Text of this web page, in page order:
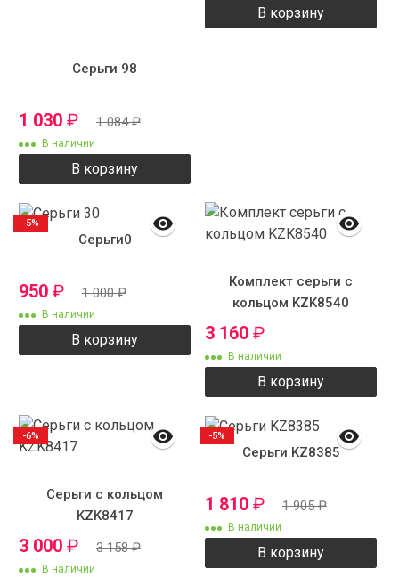
Серьги 98
1 030 ₽ 1 084₽
В наличии
В корзину
В корзину
Серьги0
950 ₽ 1 000₽
В наличии
В корзину
-5%
Комплект серьги с
кольцом KZK8540
3 160 ₽
В наличии
В корзину
Серьги с кольцом
KZK8417
3 000 ₽ 3 158₽
В наличии
-6%
Серьги KZ8385
1 810 ₽ 1 905₽
В наличии
В корзину
-5%